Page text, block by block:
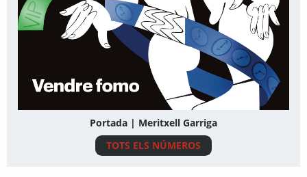
Portada | Meritxell Garriga
TOTS ELS NÚMEROS